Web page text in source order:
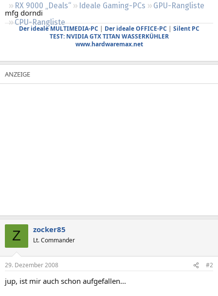
RX 9000 „Deals“
Ideale Gaming-PCs
GPU-Rangliste
CPU-Rangliste
mfg dorndi
Der ideale MULTIMEDIA-PC | Der ideale OFFICE-PC | Silent PC
TEST: NVIDIA GTX TITAN WASSERKÜHLER
www.hardwaremax.net
Z zocker85
Lt. Commander
29. Dezember 2008 #2
jup, ist mir auch schon aufgefallen...